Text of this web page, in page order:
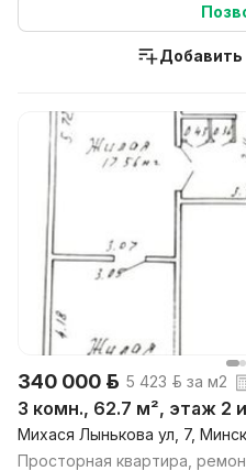
Добавить
340 000 р. 5 423 р. за м2
3 комн., 62.7 м², этаж 2
Михася Лынькова ул, 7,
Просторная квартира,